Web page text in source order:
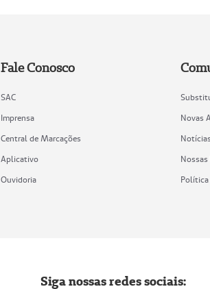
Fale Conosco
SAC
Imprensa
Central de Marcações
Aplicativo
Ouvidoria
Novas
Notícias
Nossas
Política
Siga nossas redes sociais: